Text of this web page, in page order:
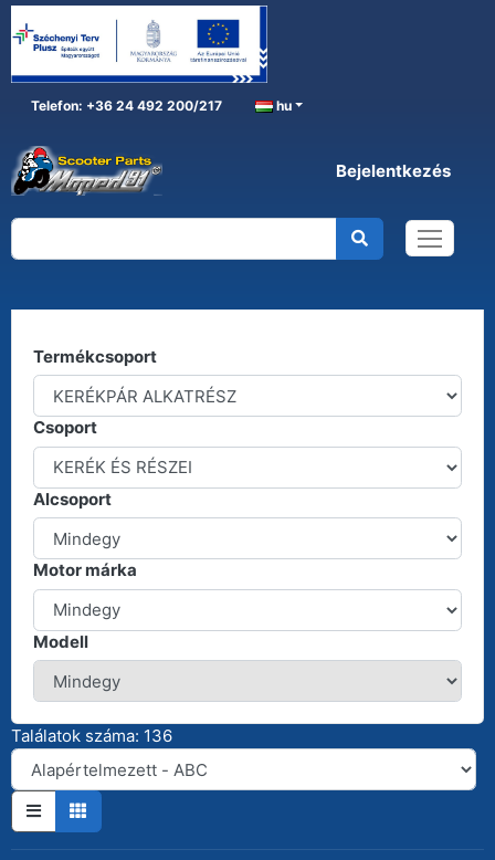
Telefon: +36 24 492 200/217 hu
Bejelentkezés
KERÉKPÁR ALKATRÉSZ
Termékcsoport
Csoport
Alcsoport
Motor márka
Modell
Találatok száma: 136